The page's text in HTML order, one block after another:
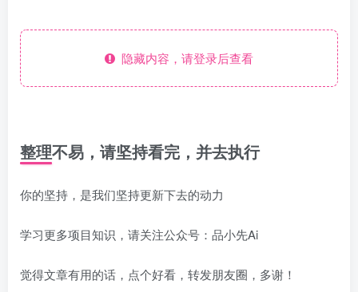
隐藏内容，请登录后查看
整理不易，请坚持看完，并去执行
你的坚持，是我们坚持更新下去的动力
学习更多项目知识，请关注公众号：品小先Ai
觉得文章有用的话，点个好看，转发朋友圈，多谢！